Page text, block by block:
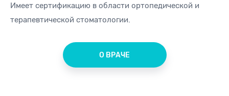
Имеет сертификацию в области ортопедической и
терапевтической стоматологии.
О ВРАЧЕ